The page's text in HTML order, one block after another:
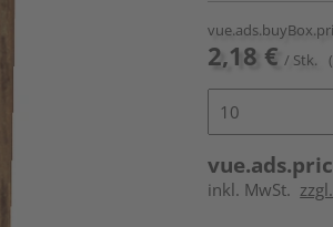
2,18 € / Stk.
inkl. MwSt.